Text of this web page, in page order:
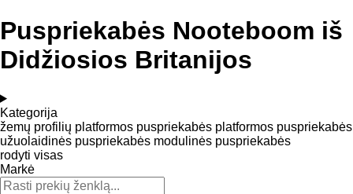
Puspriekabės Nooteboom iš
Didžiosios Britanijos
Kategorija
žemų profilių platformos puspriekabės platformos puspriekabės
užuolaidinės puspriekabės modulinės puspriekabės
rodyti visas
Markė